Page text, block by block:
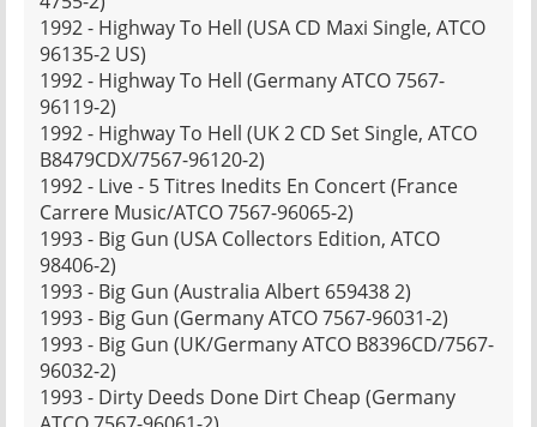
1992 - Highway To Hell (USA CD Maxi Single, ATCO
96135-2 US)
1992 - Highway To Hell (Germany ATCO 7567-
96119-2)
1992 - Highway To Hell (UK 2 CD Set Single, ATCO
B8479CDX/7567-96120-2)
1992 - Live - 5 Titres Inedits En Concert (France
Carrere Music/ATCO 7567-96065-2)
1993 - Big Gun (USA Collectors Edition, ATCO
98406-2)
1993 - Big Gun (Australia Albert 659438 2)
1993 - Big Gun (Germany ATCO 7567-96031-2)
1993 - Big Gun (UK/Germany ATCO B8396CD/7567-
96032-2)
1993 - Dirty Deeds Done Dirt Cheap (Germany